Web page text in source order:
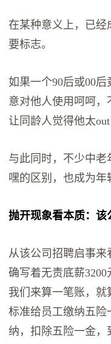
在某种意义上，已经
要标志。
如果一个90后或00
意对他人使用呵呵
让同龄人觉得他太out
与此同时，不少中
嘿的区别，也成为年
抛开现象看本质：该
从该公司招聘启事来
确写着无责底薪3200
我们来算一笔账，就
标准给员工缴纳五险
纳，扣除五险一金，